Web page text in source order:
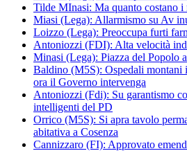
Tilde MInasi: Ma quanto costano
Miasi (Lega): Allarmismo su Av
Loizzo (Lega): Preoccupa furti
Antoniozzi (FDI): Alta velocità
Minasi (Lega): Piazza del Popolo
Baldino (M5S): Ospedali montani
ora il Governo intervenga
Antoniozzi (Fdi): Su garantismo
intelligenti del PD
Orrico (M5S): Si apra tavolo
abitativa a Cosenza
Cannizzaro (FI): Approvato